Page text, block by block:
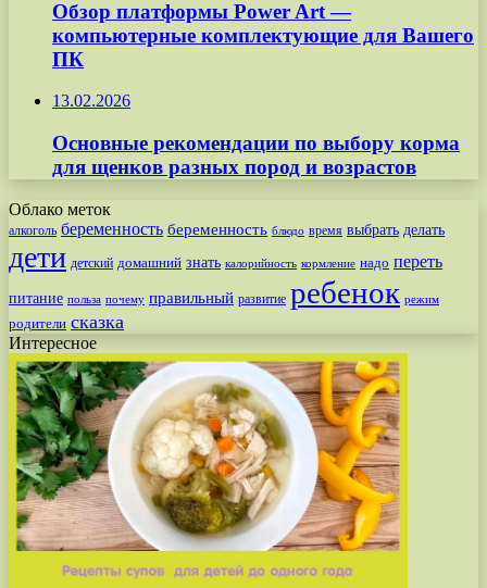
Обзор платформы Power Art —
компьютерные комплектующие для Вашего
ПК
13.02.2026
Основные рекомендации по выбору корма
для щенков разных пород и возрастов
Облако меток
алкоголь беременность беременность блюдо время выбрать делать
дети детский домашний знать калорийность кормление надо переть
питание польза почему правильный развитие ребенок режим
родители сказка
Интересное